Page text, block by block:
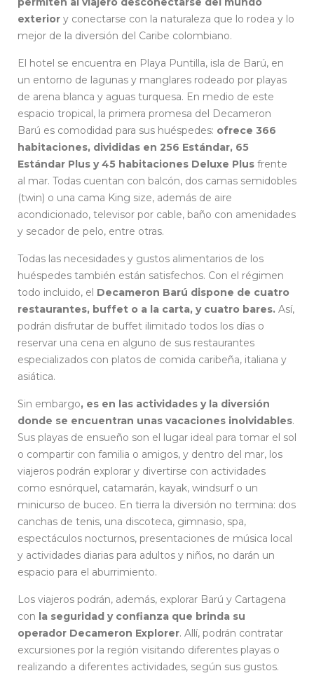
exterior y conectarse con la naturaleza que lo rodea y lo
mejor de la diversión del Caribe colombiano.
El hotel se encuentra en Playa Puntilla, isla de Barú, en
un entorno de lagunas y manglares rodeado por playas
de arena blanca y aguas turquesa. En medio de este
espacio tropical, la primera promesa del Decameron
Barú es comodidad para sus huéspedes: ofrece 366
habitaciones, divididas en 256 Estándar, 65
Estándar Plus y 45 habitaciones Deluxe Plus frente
al mar. Todas cuentan con balcón, dos camas semidobles
(twin) o una cama King size, además de aire
acondicionado, televisor por cable, baño con amenidades
y secador de pelo, entre otras.
Todas las necesidades y gustos alimentarios de los
huéspedes también están satisfechos. Con el régimen
todo incluido, el Decameron Barú dispone de cuatro
restaurantes, buffet o a la carta, y cuatro bares. Así,
podrán disfrutar de buffet ilimitado todos los días o
reservar una cena en alguno de sus restaurantes
especializados con platos de comida caribeña, italiana y
asiática.
Sin embargo, es en las actividades y la diversión
donde se encuentran unas vacaciones inolvidables.
Sus playas de ensueño son el lugar ideal para tomar el sol
o compartir con familia o amigos, y dentro del mar, los
viajeros podrán explorar y divertirse con actividades
como esnórquel, catamarán, kayak, windsurf o un
minicurso de buceo. En tierra la diversión no termina: dos
canchas de tenis, una discoteca, gimnasio, spa,
espectáculos nocturnos, presentaciones de música local
y actividades diarias para adultos y niños, no darán un
espacio para el aburrimiento.
Los viajeros podrán, además, explorar Barú y Cartagena
con la seguridad y confianza que brinda su
operador Decameron Explorer. Allí, podrán contratar
excursiones por la región visitando diferentes playas o
realizando a diferentes actividades, según sus gustos.